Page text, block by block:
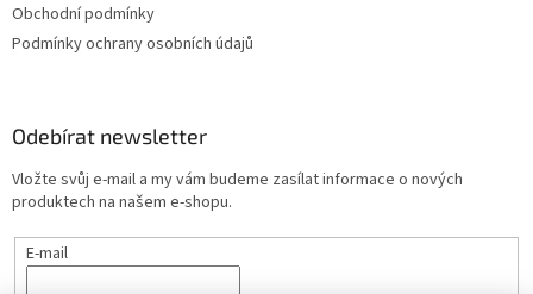
Obchodní podmínky
Podmínky ochrany osobních údajů
Odebírat newsletter
Vložte svůj e-mail a my vám budeme zasílat informace o nových
produktech na našem e-shopu.
E-mail